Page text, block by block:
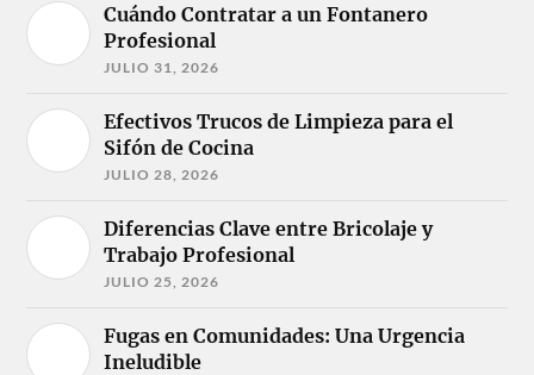
Cuándo Contratar a un Fontanero
Profesional
JULIO 31, 2026
Efectivos Trucos de Limpieza para el
Sifón de Cocina
JULIO 28, 2026
Diferencias Clave entre Bricolaje y
Trabajo Profesional
JULIO 25, 2026
Fugas en Comunidades: Una Urgencia
Ineludible